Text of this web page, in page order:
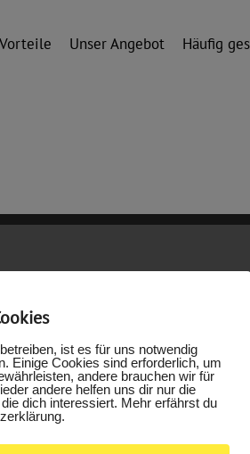
Unser Angebot Häufig
Uhr
Besuchstermine ohne Test
ist es für uns notwendig
Einige Cookies sind erforderlich, um
andere brauchen wir für
andere helfen uns dir nur die
dich interessiert. Mehr erfährst du